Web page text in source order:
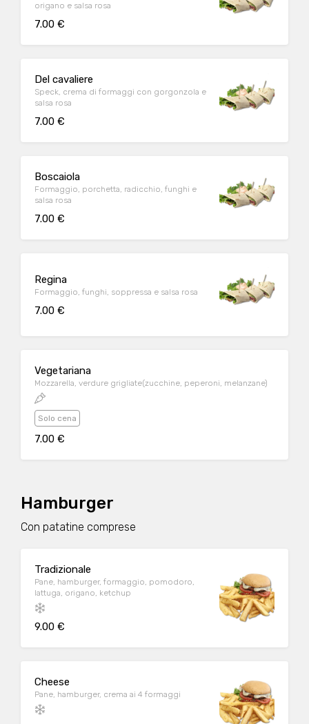
origano e salsa rosa
7.00 €
Del cavaliere
Speck, crema di formaggi con gorgonzola e
salsa rosa
7.00 €
Boscaiola
Formaggio, porchetta, radicchio, funghi e
salsa rosa
7.00 €
Regina
Formaggio, funghi, soppressa e salsa rosa
7.00 €
Vegetariana
Mozzarella, verdure grigliate(zucchine, peperoni, melanzane)
Solo cena
7.00 €
Hamburger
Con patatine comprese
Tradizionale
Pane, hamburger, formaggio, pomodoro,
lattuga, origano, ketchup
9.00 €
Cheese
Pane, hamburger, crema ai 4 formaggi